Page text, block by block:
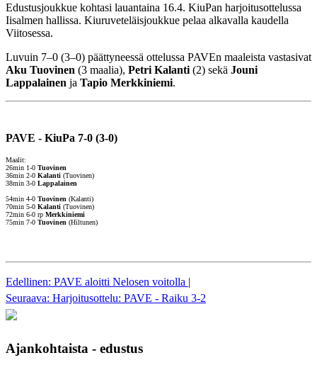
Edustusjoukkue kohtasi lauantaina 16.4. KiuPan harjoitusottelussa
Iisalmen hallissa. Kiuruveteläisjoukkue pelaa alkavalla kaudella
Viitosessa.
Luvuin 7–0 (3–0) päättyneessä ottelussa PAVEn maaleista vastasivat
Aku Tuovinen (3 maalia), Petri Kalanti (2) sekä Jouni
Lappalainen ja Tapio Merkkiniemi.
PAVE - KiuPa 7-0 (3-0)
Maalit:
26min 1-0 Tuovinen
36min 2-0 Kalanti (Tuovinen)
38min 3-0 Lappalainen
54min 4-0 Tuovinen (Kalanti)
70min 5-0 Kalanti (Tuovinen)
72min 6-0 rp Merkkiniemi
75min 7-0 Tuovinen (Hiltunen)
Edellinen: PAVE aloitti Nelosen voitolla |
Seuraava: Harjoitusottelu: PAVE - Raiku 3-2
Ajankohtaista - edustus